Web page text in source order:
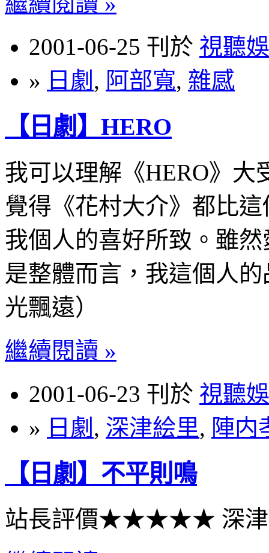
2001-06-25 刊於 視聽
» 日劇 , 阿部寬, 雜感
【日劇】HERO
我可以理解《HERO》
覺得《花村大介》都比
我個人的喜好所致。雖
是整體而言，我這個人
光飄遠）
繼續閱讀 »
2001-06-23 刊於 視聽
» 日劇 , 深津絵里, 陣内
【日劇】不平則鳴
站長評價★★★★★ 深